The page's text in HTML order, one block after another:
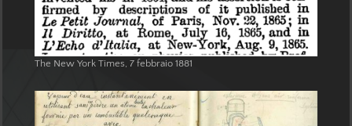
The New York Times, 7 febbraio 1881